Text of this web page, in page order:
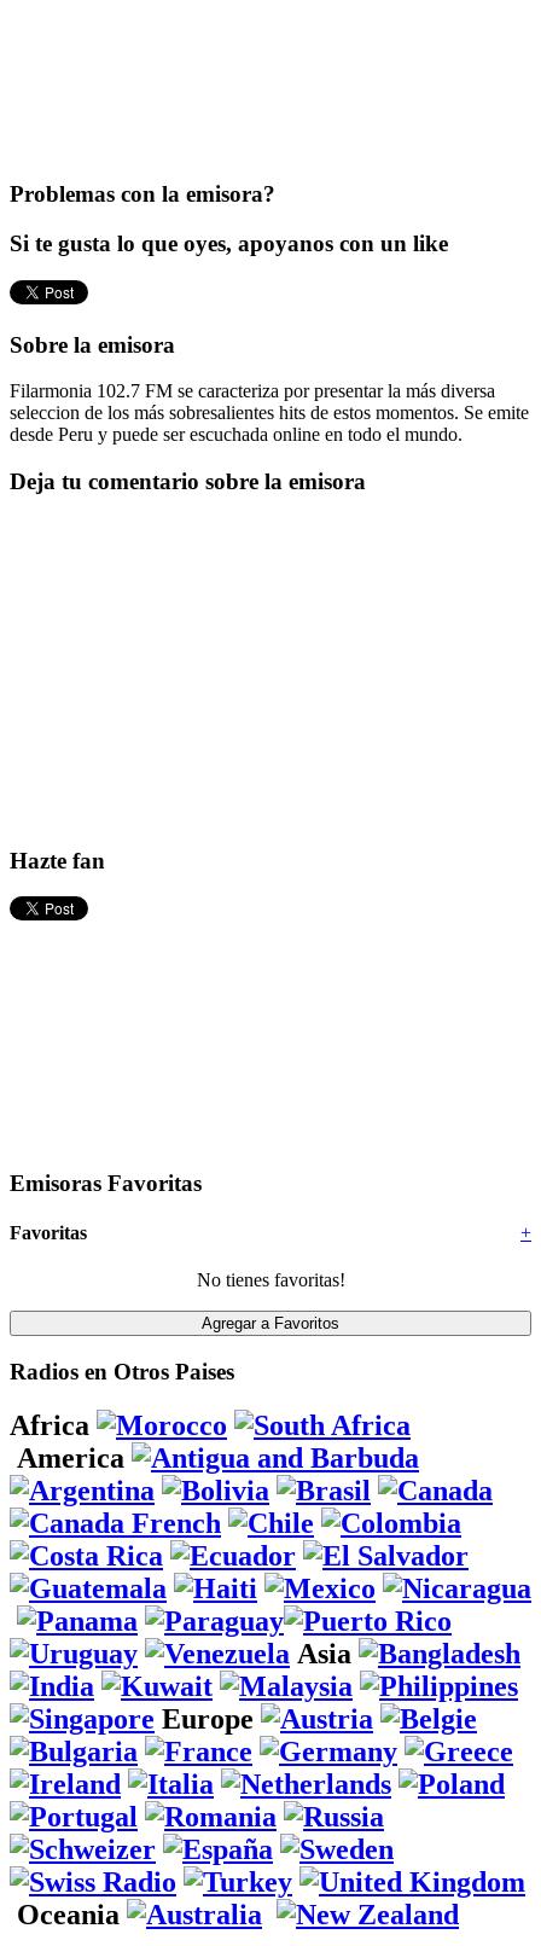
Problemas con la emisora?
Si te gusta lo que oyes, apoyanos con un like
Sobre la emisora
Filarmonia 102.7 FM se caracteriza por presentar la más diversa
seleccion de los más sobresalientes hits de estos momentos. Se emite
desde Peru y puede ser escuchada online en todo el mundo.
Deja tu comentario sobre la emisora
Hazte fan
Emisoras Favoritas
+
Favoritas
No tienes favoritas!
Radios en Otros Paises
Africa
America
Asia
Europe
Oceania